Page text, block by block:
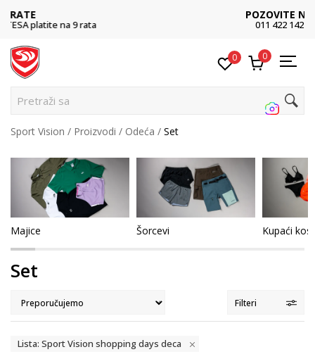
0 0
Pretraži sajt...
Sport Vision Proizvodi Odeća Set
Majice Šorcevi Kupaći
Set
Filteri
Lista: Sport Vision shopping days deca